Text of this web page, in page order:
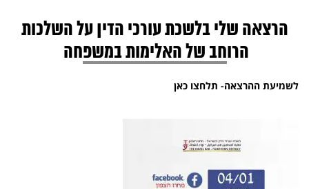
הרצאה שלי בלשכת עורכי הדין על השלכות
הרוחב של האלימות במשפחה
לשמיעת ההרצאה- תלחצו כאן